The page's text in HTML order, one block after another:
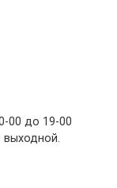
00 до 19-00
выходной.